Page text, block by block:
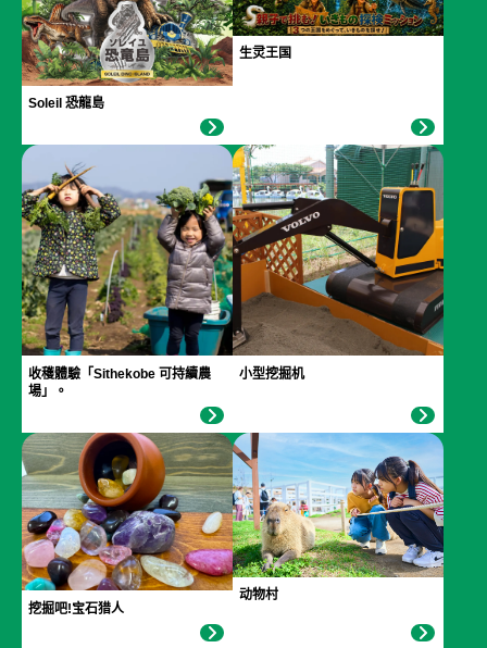
Soleil 恐龍島
生灵王国
收穫體驗「Sithekobe 可持續農
場」。
小型挖掘机
挖掘吧!宝石猎人
动物村